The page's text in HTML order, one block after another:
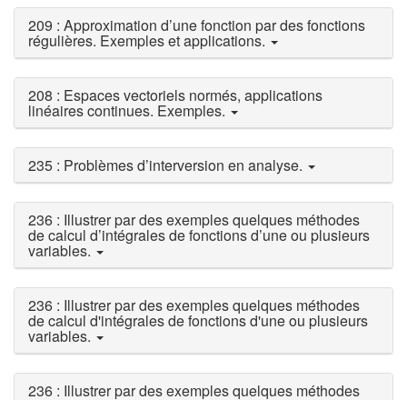
209 : Approximation d’une fonction par des fonctions
régulières. Exemples et applications.
208 : Espaces vectoriels normés, applications
linéaires continues. Exemples.
235 : Problèmes d’interversion en analyse.
236 : Illustrer par des exemples quelques méthodes
de calcul d’intégrales de fonctions d’une ou plusieurs
variables.
236 : Illustrer par des exemples quelques méthodes
de calcul d'intégrales de fonctions d'une ou plusieurs
variables.
236 : Illustrer par des exemples quelques méthodes